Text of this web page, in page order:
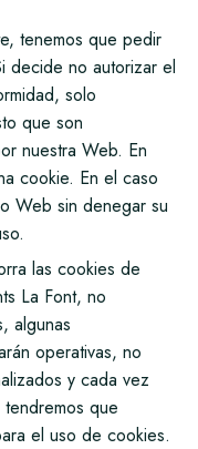
tenemos que pedir
decide no autorizar el
solo
que son
nuestra Web. En
cookie. En el caso
Web sin denegar su
las cookies de
La Font, no
algunas
operativas, no
y cada vez
que
el uso de cookies.